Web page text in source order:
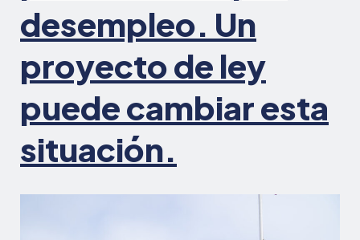
desempleo. Un
proyecto de ley
puede cambiar esta
situación.